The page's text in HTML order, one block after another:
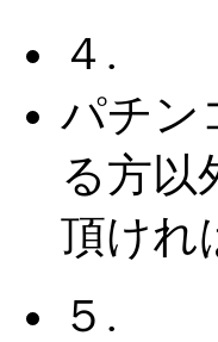
４.
パチン
る方以
頂けれ
５.